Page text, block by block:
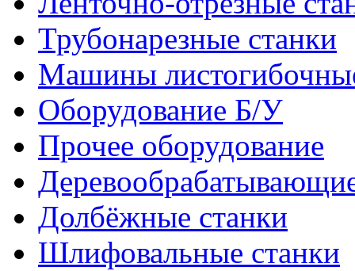
Трубонарезные станки
Машины
Оборудование Б/У
Прочее оборудование
Долбёжные станки
Шлифовальные станки